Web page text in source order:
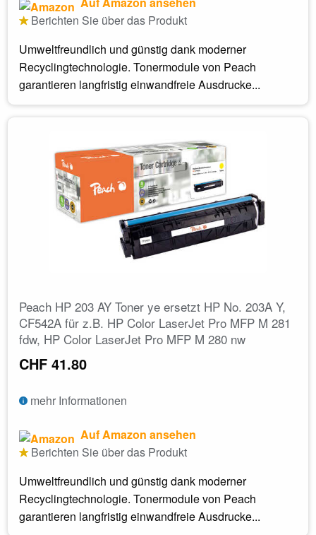
Berichten Sie über das Produkt
Umweltfreundlich und günstig dank moderner
Recyclingtechnologie. Tonermodule von Peach
garantieren langfristig einwandfreie Ausdrucke...
Peach HP 203 AY Toner ye ersetzt HP No. 203A Y,
CF542A für z.B. HP Color LaserJet Pro MFP M 281
fdw, HP Color LaserJet Pro MFP M 280 nw
CHF 41.80
mehr Informationen
Auf Amazon ansehen
Berichten Sie über das Produkt
Umweltfreundlich und günstig dank moderner
Recyclingtechnologie. Tonermodule von Peach
garantieren langfristig einwandfreie Ausdrucke...